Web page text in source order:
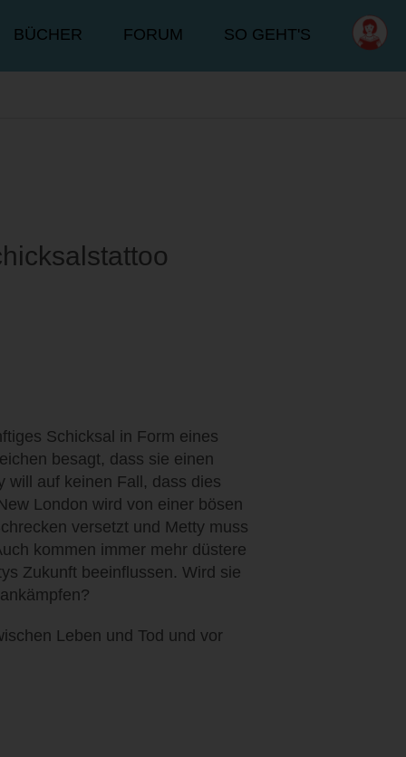
BÜCHER FORUM SO GEHT'S
Schicksal in Form eines
besagt, dass sie einen
will auf keinen Fall, dass dies
London wird von einer bösen
versetzt und Metty muss
kommen immer mehr düstere
Zukunft beeinflussen. Wird sie
Leben und Tod und vor